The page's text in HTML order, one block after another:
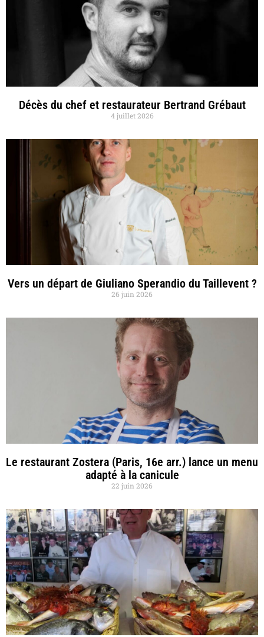
Décès du chef et restaurateur Bertrand Grébaut
4 juillet 2026
Vers un départ de Giuliano Sperandio du Taillevent ?
26 juin 2026
Le restaurant Zostera (Paris, 16e arr.) lance un menu
adapté à la canicule
22 juin 2026